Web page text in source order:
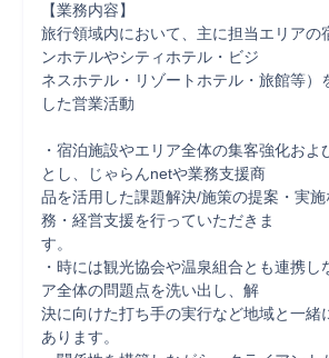
【業務内容】
旅行領域内において、主に担当エリアの
ンホテルやシティホテル・ビジ
ネスホテル・リゾートホテル・旅館等）
した営業活動
・宿泊施設やエリア全体の集客強化およ
とし、じゃらんnetや業務支援商
品を活用した課題解決/施策の提案・実
務・経営支援を行っていただきま
す。
・時には観光協会や温泉組合とも連携し
ア全体の問題点を洗い出し、解
決に向けた打ち手の実行など地域と一緒
あります。